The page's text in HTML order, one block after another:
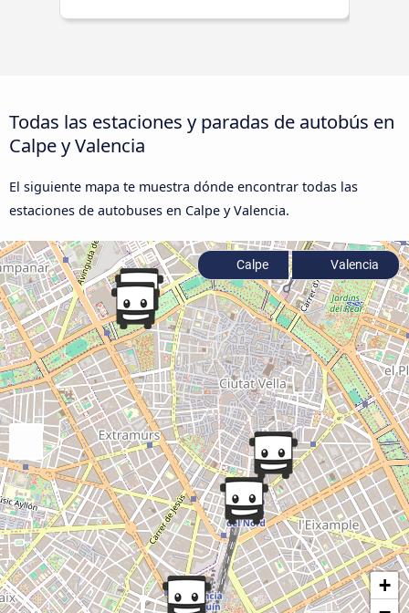
Todas las estaciones y paradas de autobús en
Calpe y Valencia
El siguiente mapa te muestra dónde encontrar todas las
estaciones de autobuses en Calpe y Valencia.
+
Calpe Valencia